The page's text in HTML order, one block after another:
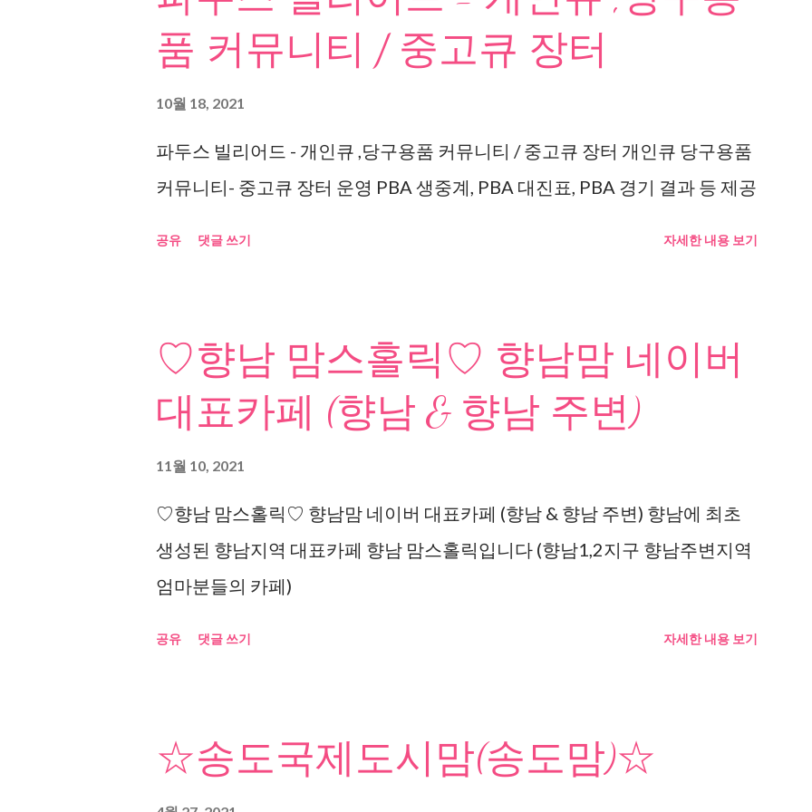
품 커뮤니티 / 중고큐 장터
10월 18, 2021
파두스 빌리어드 - 개인큐 ,당구용품 커뮤니티 / 중고큐 장터 개인큐 당구용품
커뮤니티- 중고큐 장터 운영 PBA 생중계, PBA 대진표, PBA 경기 결과 등 제공
공유 댓글 쓰기 자세한 내용 보기
♡향남 맘스홀릭♡ 향남맘 네이버
대표카페 (향남 & 향남 주변)
11월 10, 2021
♡향남 맘스홀릭♡ 향남맘 네이버 대표카페 (향남 & 향남 주변) 향남에 최초
생성된 향남지역 대표카페 향남 맘스홀릭입니다 (향남1,2지구 향남주변지역
엄마분들의 카페)
공유 댓글 쓰기 자세한 내용 보기
☆송도국제도시맘(송도맘)☆